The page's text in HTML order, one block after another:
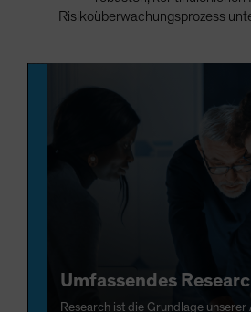
Risikoüberwachungsprozess